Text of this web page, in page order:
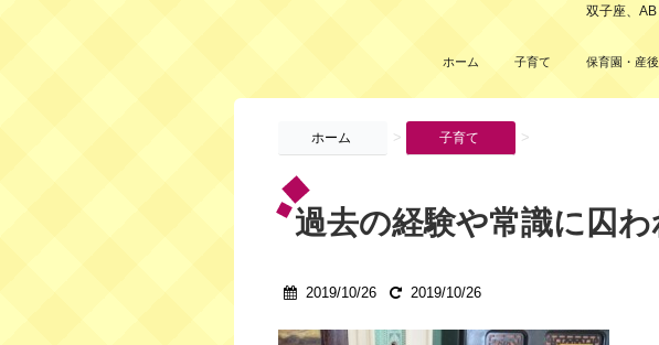
双子座、
ホーム 子育て 保育園・産後
ホーム > 子育て >
過去の経験や常識に囚
2019/10/26 2019/10/26